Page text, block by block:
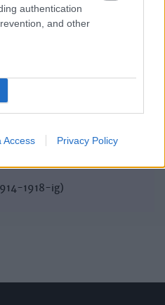
authentication
and other
Access Privacy Policy
1918-ig)